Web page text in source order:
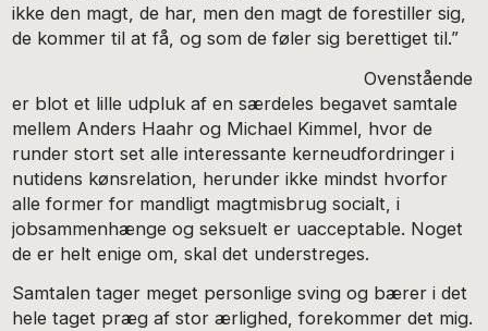
ikke den magt, de har, men den magt de forestiller sig,
de kommer til at få, og som de føler sig berettiget til.”
Ovenstående
er blot et lille udpluk af en særdeles begavet samtale
mellem Anders Haahr og Michael Kimmel, hvor de
runder stort set alle interessante kerneudfordringer i
nutidens kønsrelation, herunder ikke mindst hvorfor
alle former for mandligt magtmisbrug socialt, i
jobsammenhænge og seksuelt er uacceptable. Noget
de er helt enige om, skal det understreges.
Samtalen tager meget personlige sving og bærer i det
hele taget præg af stor ærlighed, forekommer det mig.